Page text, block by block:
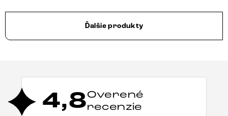
Ďalšie produkty
4,8Overené
recenzie